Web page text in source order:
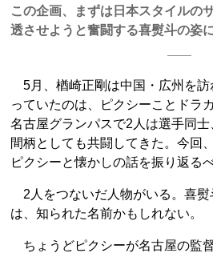
この企画、まずは日本スタイルの
透させようと奮闘する喜熨斗の姿に
5月、楢崎正剛は中国・広州を訪
っていたのは、ピクシーことドラ
名古屋グランパスで2人は選手同
間柄としても共闘してきた。今回
ピクシーと懐かしの話を振り返る
2人をつないだ人物がいる。喜熨
は、知られた名前かもしれない。
ちょうどピクシーが名古屋の監